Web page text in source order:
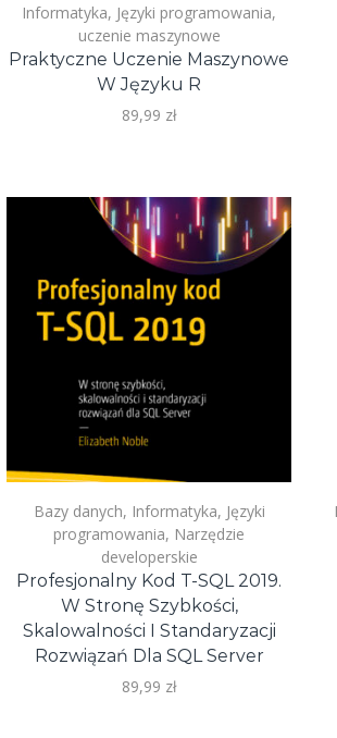
Informatyka, Języki programowania,
uczenie maszynowe
Praktyczne Uczenie Maszynowe
W Języku R
89,99 zł
Bazy danych, Informatyka, Języki
programowania, Narzędzie
developerskie
Profesjonalny Kod T-SQL 2019.
W Stronę Szybkości,
Skalowalności I Standaryzacji
Rozwiązań Dla SQL Server
89,99 zł